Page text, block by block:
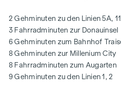
Photovoltaikanlage am Dach
Digitale Gegensprechanlage und
schwarzes Brett über Handyapp
Smarte Hausverwaltungs-App
HIGHLIGHTS
2 Gehminuten zu den Linien 5A,
3 Fahrradminuten zur Donauinsel
6 Gehminuten zum Bahnhof
8 Gehminuten zur Millenium City
8 Fahrradminuten zum Augarten
9 Gehminuten zu den Linien 1, 2